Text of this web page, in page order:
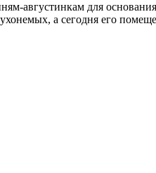
августинкам для
а сегодня его